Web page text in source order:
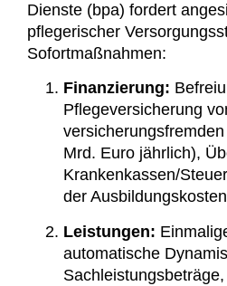
Dienste (bpa) fordert
pflegerischer
Sofortmaßnahmen:
Finanzierung:
Pflegeversicherung
Mrd. Euro jährlich),
Krankenkassen/
der
Leistungen:
automatische